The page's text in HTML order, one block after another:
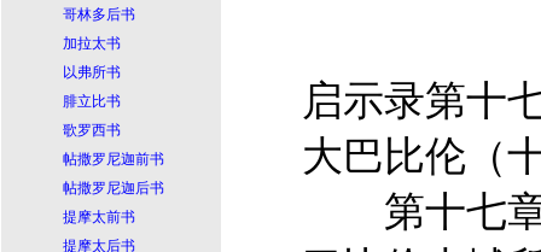
哥林多后书
加拉太书
以弗所书
腓立比书
歌罗西书
帖撒罗尼迦前书
帖撒罗尼迦后书
提摩太前书
提摩太后书
启示录第十
大巴比伦（
第十七章